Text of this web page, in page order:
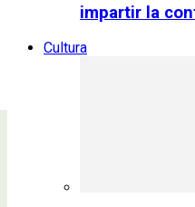
impartir la
Cultura